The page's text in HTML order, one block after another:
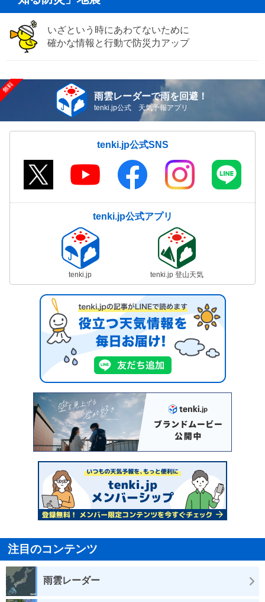
いざという時にあわてないために
確かな情報と行動で防災力アップ
雨雲レーダーで雨を回避！
tenki.jp公式 天気予報アプリ
tenki.jp公式SNS
tenki.jp公式アプリ
tenki.jp tenki.jp 登山天気
注目のコンテンツ
雨雲レーダー